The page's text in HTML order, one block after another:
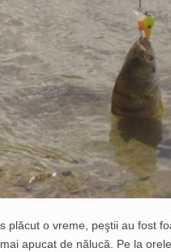
plăcut o vreme, peştii au fost
apucat de nălucă. Pe la